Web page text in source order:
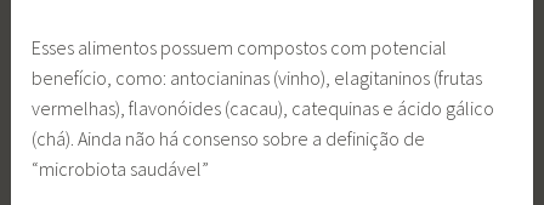
Esses alimentos possuem compostos com potencial
benefício, como: antocianinas (vinho), elagitaninos (frutas
vermelhas), flavonóides (cacau), catequinas e ácido gálico
(chá). Ainda não há consenso sobre a definição de
“microbiota saudável”